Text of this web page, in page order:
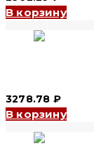
В корзину
3278.78 ₽
В корзину